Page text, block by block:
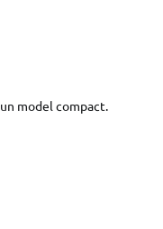
model compact.